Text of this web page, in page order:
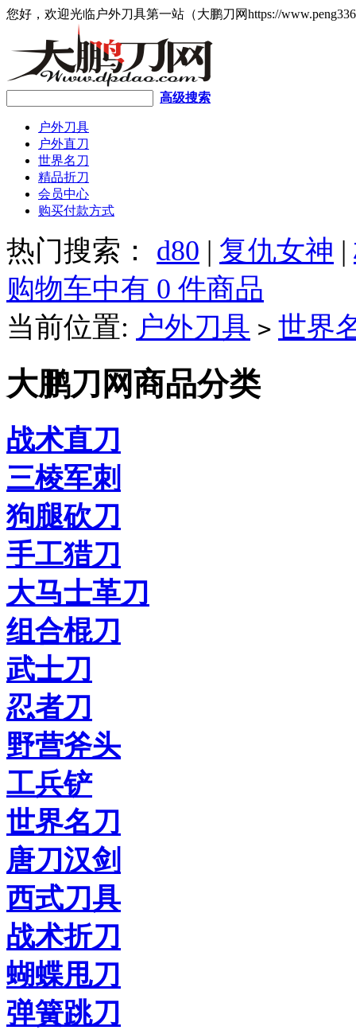
您好，欢迎光临户外刀具第一站（大鹏刀网https://
高级搜索
户外刀具
户外直刀
世界名刀
精品折刀
会员中心
购买付款方式
热门搜索： d80 | 复仇女神 |
购物车中有 0 件商品
当前位置: 户外刀具 > 世界
大鹏刀网商品分类
战术直刀
三棱军刺
狗腿砍刀
手工猎刀
大马士革刀
组合棍刀
武士刀
忍者刀
野营斧头
工兵铲
世界名刀
唐刀汉剑
西式刀具
战术折刀
蝴蝶甩刀
弹簧跳刀